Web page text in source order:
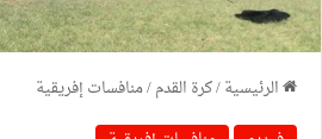
الرئيسية/كرة القدم/منافسات إفريقية